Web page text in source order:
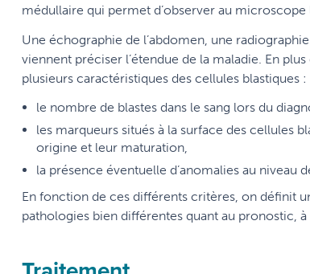
médullaire qui permet d’observer au microscope
Une échographie de l’abdomen, une
viennent préciser l’étendue de la maladie. En
plusieurs caractéristiques des cellules blastiques :
le nombre de blastes dans le sang lors du
les marqueurs situés à la surface des cellules
origine et leur maturation,
la présence éventuelle d’anomalies au niveau
En fonction de ces différents critères, on définit
pathologies bien différentes quant au pronostic,